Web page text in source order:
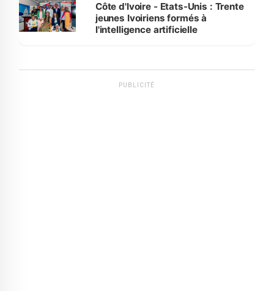
Côte d'Ivoire - Etats-Unis : Trente
jeunes Ivoiriens formés à
l'intelligence artificielle
PUBLICITÉ